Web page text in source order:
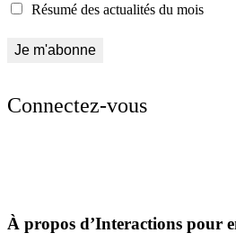
Résumé des actualités du mois
Connectez-vous
À propos d’Interactions pour